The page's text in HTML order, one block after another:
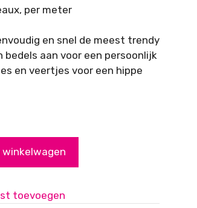
per meter
en snel de meest trendy
bedels aan voor een persoonlijk
en veertjes voor een hippe
winkelwagen
toevoegen